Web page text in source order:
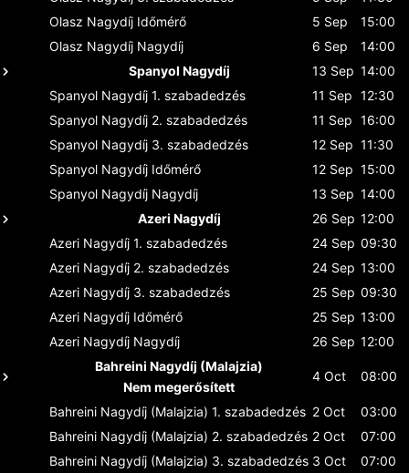
Olasz Nagydíj Időmérő 5 Sep
15:00
Olasz Nagydíj Nagydíj 6 Sep
14:00
Spanyol Nagydíj
13 Sep 14:00
Spanyol Nagydíj 1. szabadedzés 11 Sep 12:30
Spanyol Nagydíj 2. szabadedzés 11 Sep 16:00
Spanyol Nagydíj 3. szabadedzés 12 Sep 11:30
Spanyol Nagydíj Időmérő 12 Sep 15:00
Spanyol Nagydíj Nagydíj 13 Sep 14:00
Azeri Nagydíj
26 Sep 12:00
Azeri Nagydíj 1. szabadedzés 24 Sep 09:30
Azeri Nagydíj 2. szabadedzés 24 Sep 13:00
Azeri Nagydíj 3. szabadedzés 25 Sep 09:30
Azeri Nagydíj Időmérő 25 Sep 13:00
Azeri Nagydíj Nagydíj 26 Sep 12:00
Bahreini Nagydíj (Malajzia)
Nem megerősített
4 Oct 08:00
Bahreini Nagydíj (Malajzia) 1. szabadedzés 2 Oct
03:00
Bahreini Nagydíj (Malajzia) 2. szabadedzés 2 Oct
07:00
Bahreini Nagydíj (Malajzia) 3. szabadedzés 3 Oct
07:00